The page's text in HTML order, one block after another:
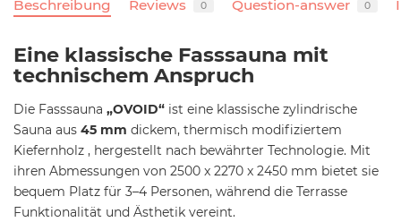
Beschreibung Reviews 0 Question-answer 0
Eine klassische Fasssauna mit
technischem Anspruch
Die Fasssauna „OVOID“ ist eine klassische zylindrische
Sauna aus 45 mm dickem, thermisch modifiziertem
Kiefernholz , hergestellt nach bewährter Technologie. Mit
ihren Abmessungen von 2500 x 2270 x 2450 mm bietet sie
bequem Platz für 3–4 Personen, während die Terrasse
Funktionalität und Ästhetik vereint.